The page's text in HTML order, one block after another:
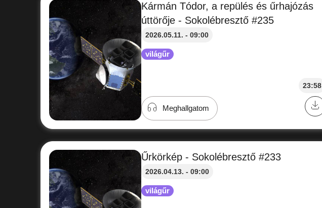
Kármán Tódor, a repülés és űrhajózás
úttörője - Sokolébresztő #235
2026.05.11. - 09:00
világűr
23:58
Meghallgatom
Űrkörkép - Sokolébresztő #233
2026.04.13. - 09:00
világűr